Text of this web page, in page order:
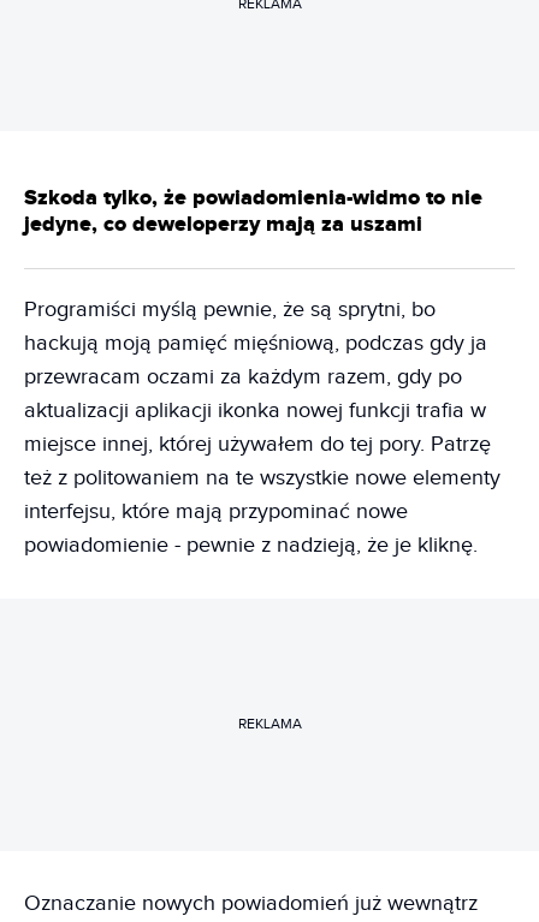
REKLAMA
Szkoda tylko, że powiadomienia-widmo to nie
jedyne, co deweloperzy mają za uszami
Programiści myślą pewnie, że są sprytni, bo
hackują moją pamięć mięśniową, podczas gdy ja
przewracam oczami za każdym razem, gdy po
aktualizacji aplikacji ikonka nowej funkcji trafia w
miejsce innej, której używałem do tej pory. Patrzę
też z politowaniem na te wszystkie nowe elementy
interfejsu, które mają przypominać nowe
powiadomienie - pewnie z nadzieją, że je kliknę.
REKLAMA
Oznaczanie nowych powiadomień już wewnątrz